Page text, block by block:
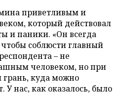
приветливым и
который действовал
и паники. «Он всегда
чтобы соблюсти главный
– не
человеком, но при
грань, куда можно
У нас, как оказалось, было